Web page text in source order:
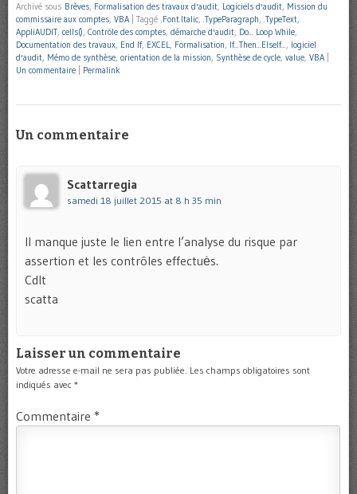
Archivé sous Brèves, Formalisation des travaux d'audit, Logiciels d'audit, Mission du
commissaire aux comptes, VBA Taggé .Font.Italic, .TypeParagraph, .TypeText,
AppliAUDIT, cells(), Contrôle des comptes, démarche d'audit, Do... Loop While,
Documentation des travaux, End If, EXCEL, Formalisation, If...Then...ElseIf..., logiciel
d'audit, Mémo de synthèse, orientation de la mission, Synthèse de cycle, value, VBA
Un commentaire
Permalink
Un commentaire
Scattarregia
samedi 18 juillet 2015 at 8 h 35 min
Il manque juste le lien entre l’analyse du risque par
assertion et les contrôles effectuės.
Cdlt
scatta
Laisser un commentaire
Votre adresse e-mail ne sera pas publiée. Les champs obligatoires sont
indiqués avec *
Commentaire *